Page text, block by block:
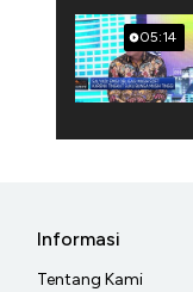
05:14
Informasi
Tentang Kami